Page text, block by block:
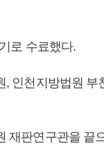
로 수료했다.
인천지방법원 부
재판연구관을 끝